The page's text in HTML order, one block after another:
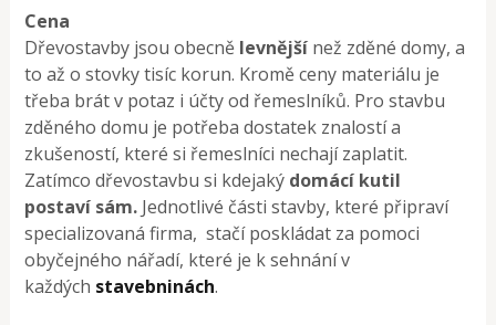
Cena
Dřevostavby jsou obecně levnější než zděné domy, a
to až o stovky tisíc korun. Kromě ceny materiálu je
třeba brát v potaz i účty od řemeslníků. Pro stavbu
zděného domu je potřeba dostatek znalostí a
zkušeností, které si řemeslníci nechají zaplatit.
Zatímco dřevostavbu si kdejaký domácí kutil
postaví sám. Jednotlivé části stavby, které připraví
specializovaná firma, stačí poskládat za pomoci
obyčejného nářadí, které je k sehnání v
každých stavebninách.